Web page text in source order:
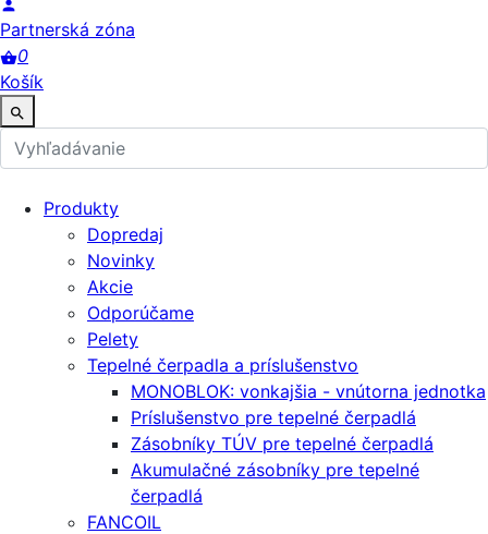
Partnerská zóna
0
Košík
Produkty
Dopredaj
Novinky
Akcie
Odporúčame
Pelety
Tepelné čerpadla a príslušenstvo
MONOBLOK: vonkajšia - vnútorna jednotka
Príslušenstvo pre tepelné čerpadlá
Zásobníky TÚV pre tepelné čerpadlá
Akumulačné zásobníky pre tepelné
čerpadlá
FANCOIL